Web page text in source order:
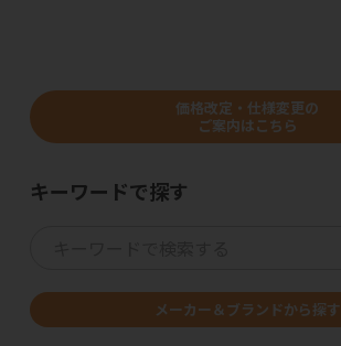
価格改定・仕様変更の
ご案内はこちら
キーワードで探す
メーカー＆ブランドから探す